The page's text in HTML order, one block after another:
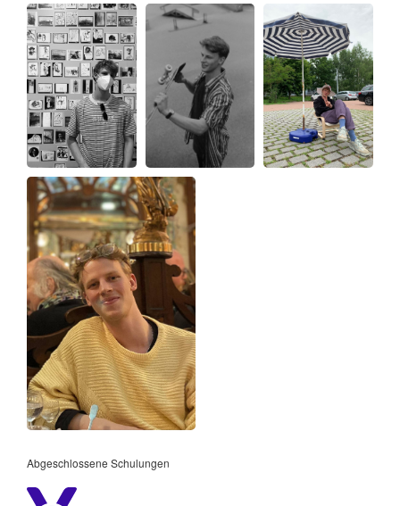
Abgeschlossene Schulungen